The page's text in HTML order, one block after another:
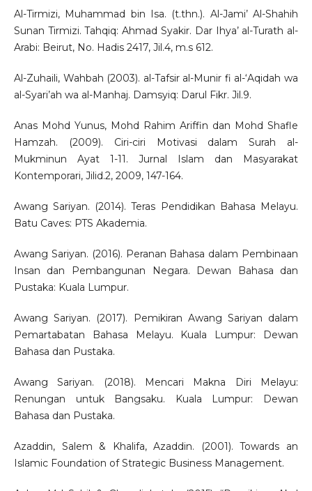
Al-Tirmizi, Muhammad bin Isa. (t.thn.). Al-Jami’ Al-Shahih
Sunan Tirmizi. Tahqiq: Ahmad Syakir. Dar Ihya’ al-Turath al-
Arabi: Beirut, No. Hadis 2417, Jil.4, m.s 612.
Al-Zuhaili, Wahbah (2003). al-Tafsir al-Munir fi al-‘Aqidah wa
al-Syari’ah wa al-Manhaj. Damsyiq: Darul Fikr. Jil.9.
Anas Mohd Yunus, Mohd Rahim Ariffin dan Mohd Shafle
Hamzah. (2009). Ciri-ciri Motivasi dalam Surah al-
Mukminun Ayat 1-11. Jurnal Islam dan Masyarakat
Kontemporari, Jilid.2, 2009, 147-164.
Awang Sariyan. (2014). Teras Pendidikan Bahasa Melayu.
Batu Caves: PTS Akademia.
Awang Sariyan. (2016). Peranan Bahasa dalam Pembinaan
Insan dan Pembangunan Negara. Dewan Bahasa dan
Pustaka: Kuala Lumpur.
Awang Sariyan. (2017). Pemikiran Awang Sariyan dalam
Pemartabatan Bahasa Melayu. Kuala Lumpur: Dewan
Bahasa dan Pustaka.
Awang Sariyan. (2018). Mencari Makna Diri Melayu:
Renungan untuk Bangsaku. Kuala Lumpur: Dewan
Bahasa dan Pustaka.
Azaddin, Salem & Khalifa, Azaddin. (2001). Towards an
Islamic Foundation of Strategic Business Management.